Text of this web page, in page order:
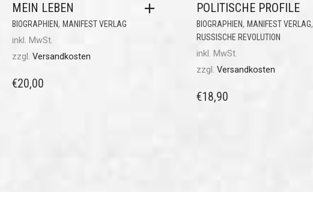
MEIN LEBEN
BIOGRAPHIEN, MANIFEST VERLAG
inkl. MwSt.
zzgl. Versandkosten
€20,00
POLITISCHE PROFILE
BIOGRAPHIEN, MANIFEST VERLAG,
RUSSISCHE REVOLUTION
inkl. MwSt.
zzgl. Versandkosten
€18,90